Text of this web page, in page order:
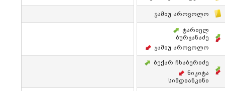
Ჯამიუ Აროვოლო
Ტარიელ
Ბურჯანაძე
Ჯამიუ Აროვოლო
Ბექარ Ჩხაბერიძე
Ნიკიტა
Სიმდიანკინი